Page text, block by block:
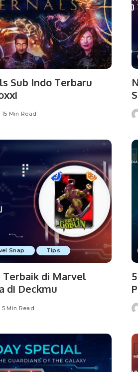
Sub Indo Terbaru
15 Min Read
Snap Tips
Terbaik di Marvel
di Deckmu
5 Min Read